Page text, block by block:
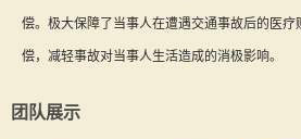
偿。极大保障了当事人在遭遇交通事故后的医
偿，减轻事故对当事人生活造成的消极影响。
团队展示